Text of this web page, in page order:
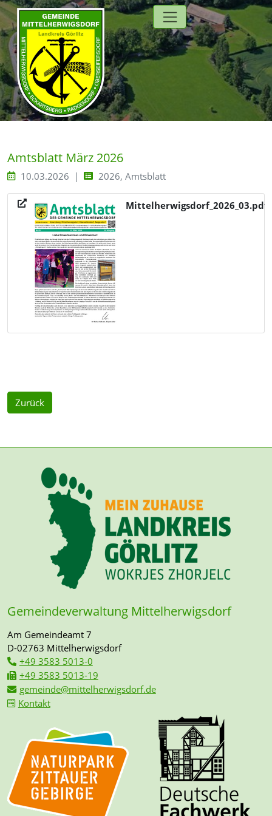
Direkt zur Hauptnavigation springen
Direkt zum Inhalt springen
Zur Unternavigation springen
Amtsblatt März 2026
10.03.2026 2026, Amtsblatt
Mittelherwigsdorf_2026_03.pdf
Zurück
Gemeindeverwaltung Mittelherwigsdorf
Am Gemeindeamt 7
D-02763 Mittelherwigsdorf
+49 3583 5013-0
+49 3583 5013-19
gemeinde@mittelherwigsdorf.de
Kontakt